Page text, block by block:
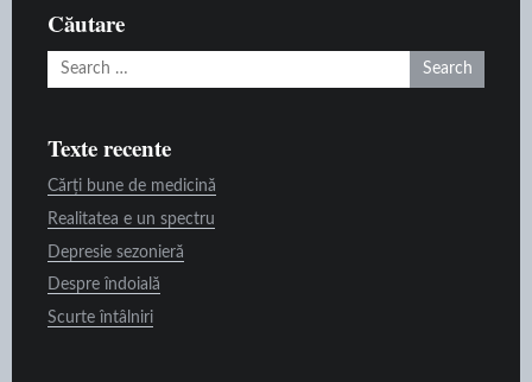
Căutare
Search
Texte recente
Cărți bune de medicină
Realitatea e un spectru
Depresie sezonieră
Despre îndoială
Scurte întâlniri